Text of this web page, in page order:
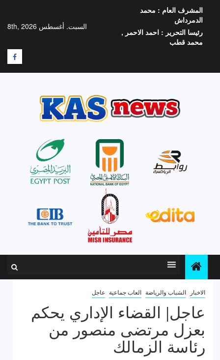
المحتوى
السبت. أغسطس 8th, 2026
المشرف العام : محمد
الدمرداش
رئيسا التحرير : احمد الاحمر ,
محمد قطب
F
الاخبار الشباب والرياضة العاب جماعية عاجل
عاجل| القضاء الإداري يحكم
بعزل مرتضى منصور من
رئاسة الزمالك